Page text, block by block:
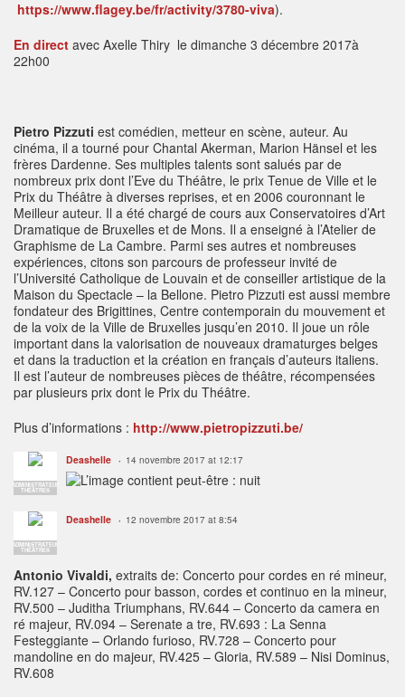
https://www.flagey.be/fr/activity/3780-viva).
En direct avec Axelle Thiry le dimanche 3 décembre 2017à
22h00
Pietro Pizzuti est comédien, metteur en scène, auteur. Au
cinéma, il a tourné pour Chantal Akerman, Marion Hänsel et les
frères Dardenne. Ses multiples talents sont salués par de
nombreux prix dont l’Eve du Théâtre, le prix Tenue de Ville et le
Prix du Théâtre à diverses reprises, et en 2006 couronnant le
Meilleur auteur. Il a été chargé de cours aux Conservatoires d’Art
Dramatique de Bruxelles et de Mons. Il a enseigné à l’Atelier de
Graphisme de La Cambre. Parmi ses autres et nombreuses
expériences, citons son parcours de professeur invité de
l’Université Catholique de Louvain et de conseiller artistique de la
Maison du Spectacle – la Bellone. Pietro Pizzuti est aussi membre
fondateur des Brigittines, Centre contemporain du mouvement et
de la voix de la Ville de Bruxelles jusqu’en 2010. Il joue un rôle
important dans la valorisation de nouveaux dramaturges belges
et dans la traduction et la création en français d’auteurs italiens.
Il est l’auteur de nombreuses pièces de théâtre, récompensées
par plusieurs prix dont le Prix du Théâtre.
Plus d’informations : http://www.pietropizzuti.be/
ADMINISTRATEUR
THÉÂTRES
Deashelle 14 novembre 2017 at 12:17
ADMINISTRATEUR
THÉÂTRES
Deashelle 12 novembre 2017 at 8:54
Antonio Vivaldi, extraits de: Concerto pour cordes en ré mineur,
RV.127 – Concerto pour basson, cordes et continuo en la mineur,
RV.500 – Juditha Triumphans, RV.644 – Concerto da camera en
ré majeur, RV.094 – Serenate a tre, RV.693 : La Senna
Festeggiante – Orlando furioso, RV.728 – Concerto pour
mandoline en do majeur, RV.425 – Gloria, RV.589 – Nisi Dominus,
RV.608